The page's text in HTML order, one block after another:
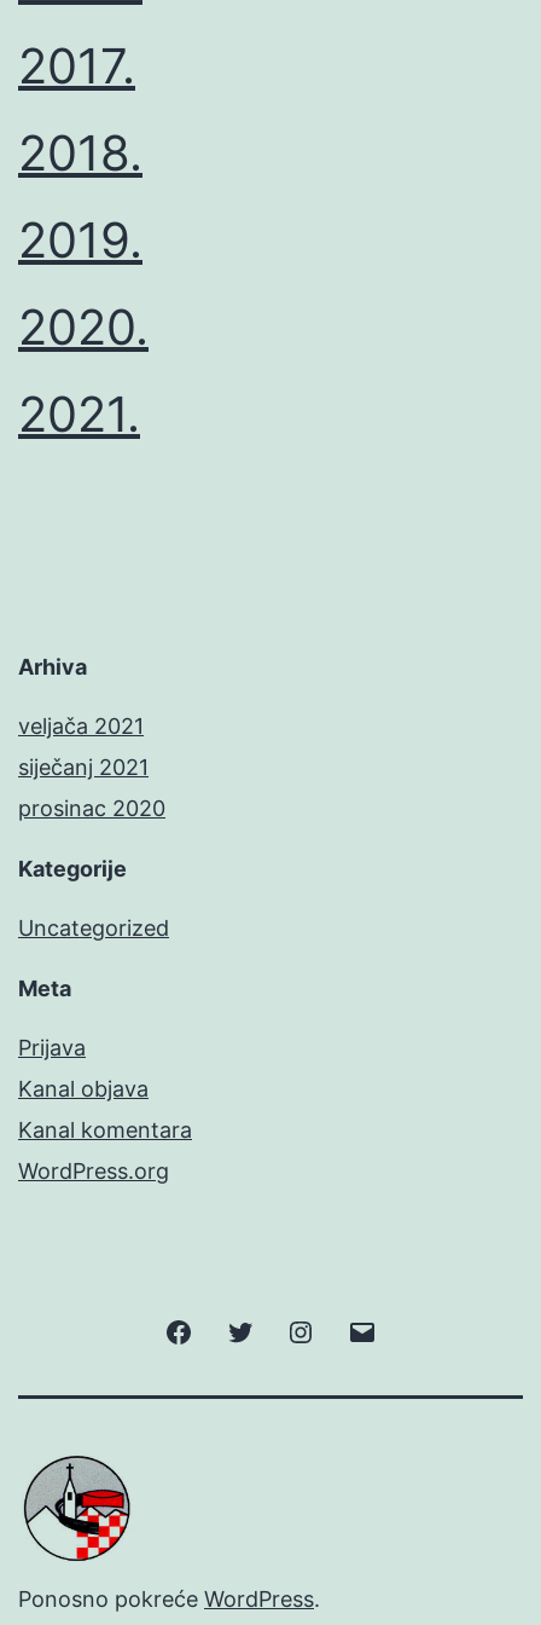
2017.
2018.
2019.
2020.
2021.
Arhiva
veljača 2021
siječanj 2021
prosinac 2020
Kategorije
Uncategorized
Meta
Prijava
Kanal objava
Kanal komentara
WordPress.org
FacebookTwitter Instagram
Ponosno pokreće WordPress.